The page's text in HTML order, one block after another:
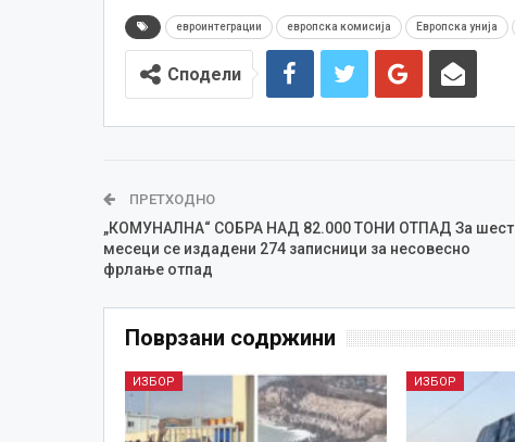
евроинтеграции европска комисија Европска унија
Сподели
ПРЕТХОДНО
„КОМУНАЛНА“ СОБРА НАД 82.000 ТОНИ ОТПАД За шест
месеци се издадени 274 записници за несовесно
фрлање отпад
Поврзани содржини
ИЗБОР ИЗБОР